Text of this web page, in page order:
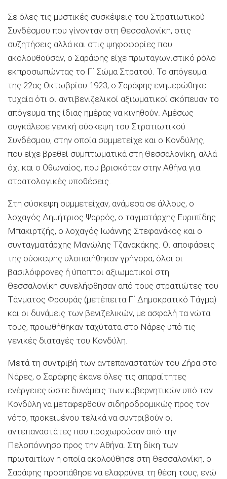
Σε όλες τις μυστικές συσκέψεις του Στρατιωτικού
Συνδέσμου που γίνονταν στη Θεσσαλονίκη, στις
συζητήσεις αλλά και στις ψηφοφορίες που
ακολουθούσαν, ο Σαράφης είχε πρωταγωνιστικό ρόλο
εκπροσωπώντας το Γ΄ Σώμα Στρατού. Το απόγευμα
της 22ας Οκτωβρίου 1923, ο Σαράφης ενημερώθηκε
τυχαία ότι οι αντιβενιζελικοί αξιωματικοί σκόπευαν το
απόγευμα της ίδιας ημέρας να κινηθούν. Αμέσως
συγκάλεσε γενική σύσκεψη του Στρατιωτικού
Συνδέσμου, στην οποία συμμετείχε και ο Κονδύλης,
που είχε βρεθεί συμπτωματικά στη Θεσσαλονίκη, αλλά
όχι και ο Οθωναίος, που βρισκόταν στην Αθήνα για
στρατολογικές υποθέσεις.
Στη σύσκεψη συμμετείχαν, ανάμεσα σε άλλους, ο
λοχαγός ∆ημήτριος Ψαρρός, ο ταγματάρχης Ευριπίδης
Μπακιρτζής, ο λοχαγός Ιωάννης Στεφανάκος και ο
συνταγματάρχης Μανώλης Τζανακάκης. Οι αποφάσεις
της σύσκεψης υλοποιήθηκαν γρήγορα, όλοι οι
βασιλόφρονες ή ύποπτοι αξιωματικοί στη
Θεσσαλονίκη συνελήφθησαν από τους στρατιώτες του
Τάγματος Φρουράς (μετέπειτα Γ΄ ∆ημοκρατικό Τάγμα)
και οι δυνάμεις των βενιζελικών, με ασφαλή τα νώτα
τους, προωθήθηκαν ταχύτατα στο Νάρες υπό τις
γενικές διαταγές του Κονδύλη.
Μετά τη συντριβή των αντεπαναστατών του Ζήρα στο
Νάρες, ο Σαράφης έκανε όλες τις απαραίτητες
ενέργειες ώστε δυνάμεις των κυβερνητικών υπό τον
Κονδύλη να μεταφερθούν σιδηροδρομικώς προς τον
νότο, προκειμένου τελικά να συντριβούν οι
αντεπαναστάτες που προχωρούσαν από την
Πελοπόννησο προς την Αθήνα. Στη δίκη των
πρωταιτίων η οποία ακολούθησε στη Θεσσαλονίκη, ο
Σαράφης προσπάθησε να ελαφρύνει τη θέση τους, ενώ